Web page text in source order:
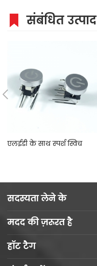
संबंधित उत्पाद
एलईडी के साथ स्पर्श स्विच
सदस्यता लेने के
मदद की ज़रूरत है
हॉट टैग